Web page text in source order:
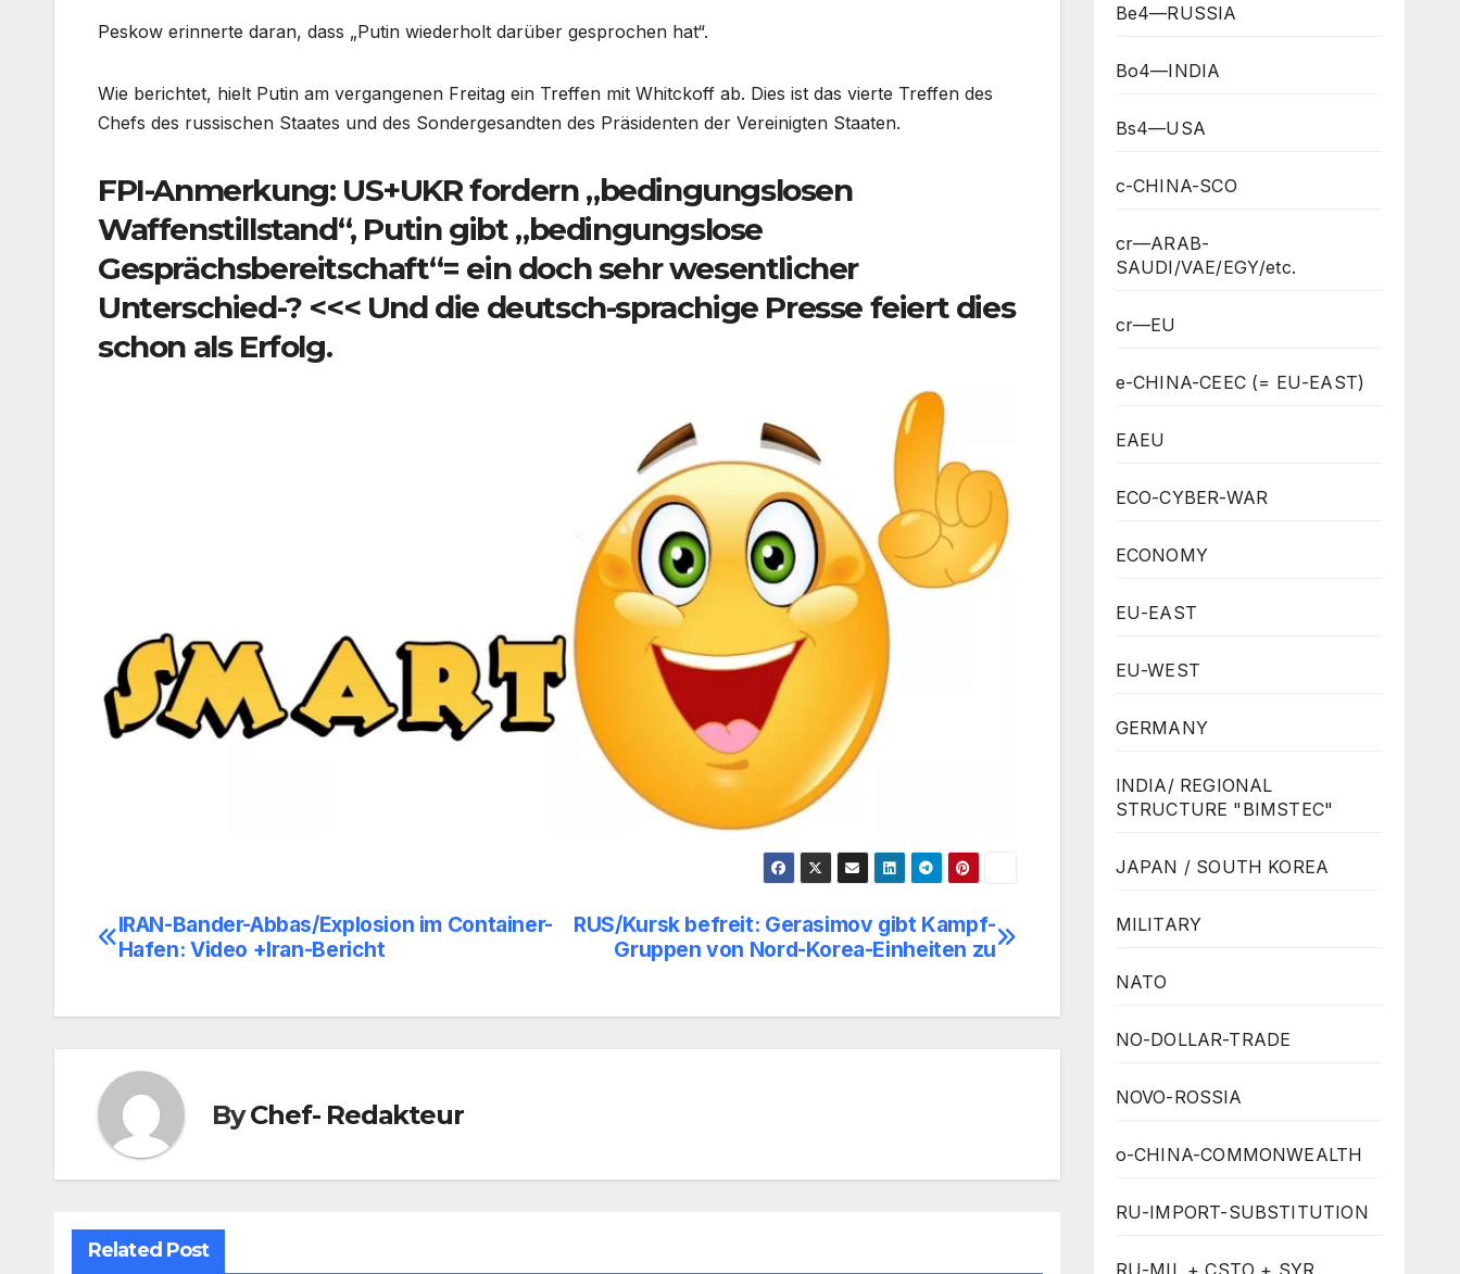
Peskow erinnerte daran, dass „Putin wiederholt darüber gesprochen hat“.
Wie berichtet, hielt Putin am vergangenen Freitag ein Treffen mit Whitckoff ab. Dies ist das vierte Treffen des
Chefs des russischen Staates und des Sondergesandten des Präsidenten der Vereinigten Staaten.
FPI-Anmerkung: US+UKR fordern „bedingungslosen
Waffenstillstand“, Putin gibt „bedingungslose
Gesprächsbereitschaft“= ein doch sehr wesentlicher
Unterschied-? <<< Und die deutsch-sprachige Presse feiert dies
schon als Erfolg.
Beitragsnavigation
RUS/Kursk befreit: Gerasimov gibt Kampf-
Gruppen von Nord-Korea-Einheiten zu
IRAN-Bander-Abbas/Explosion im Container-
Hafen: Video +Iran-Bericht
ByChef- Redakteur
Related Post
Be4—RUSSIA
Bo4—INDIA
Bs4—USA
c-CHINA-SCO
cr—ARAB-
SAUDI/VAE/EGY/etc.
cr—EU
e-CHINA-CEEC (= EU-EAST)
EAEU
ECO-CYBER-WAR
ECONOMY
EU-EAST
EU-WEST
GERMANY
INDIA/ REGIONAL
STRUCTURE "BIMSTEC"
JAPAN / SOUTH KOREA
MILITARY
NATO
NO-DOLLAR-TRADE
NOVO-ROSSIA
o-CHINA-COMMONWEALTH
RU-IMPORT-SUBSTITUTION
RU-MIL + CSTO + SYR